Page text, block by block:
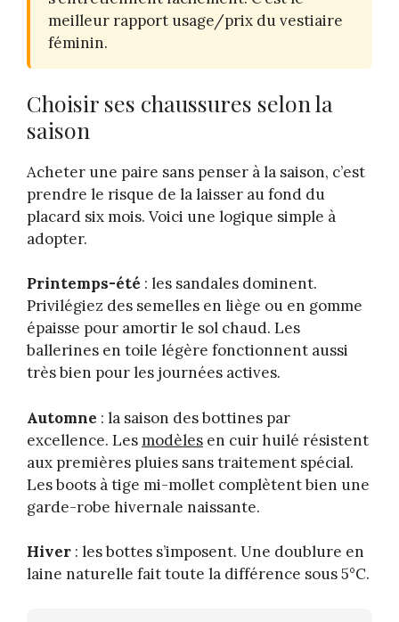
meilleur rapport usage/prix du vestiaire
féminin.
Choisir ses chaussures selon la
saison
Acheter une paire sans penser à la saison, c’est
prendre le risque de la laisser au fond du
placard six mois. Voici une logique simple à
adopter.
Printemps-été : les sandales dominent.
Privilégiez des semelles en liège ou en gomme
épaisse pour amortir le sol chaud. Les
ballerines en toile légère fonctionnent aussi
très bien pour les journées actives.
Automne : la saison des bottines par
excellence. Lesmodèles en cuir huilé résistent
aux premières pluies sans traitement spécial.
Les boots à tige mi-mollet complètent bien une
garde-robe hivernale naissante.
Hiver : les bottes s’imposent. Une doublure en
laine naturelle fait toute la différence sous 5°C.